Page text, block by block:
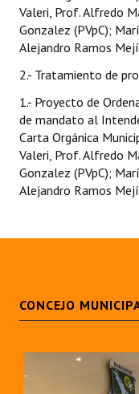
Carta Orgánica 2007
Digesto
Organigrama
DOCUMENTOS
Proyectos
Actas de Sesión
Ejecución
Valeri, Prof. Alfredo
Gonzalez (PVpC);
Alejandro Ramos
2.- Tratamiento de
1.- Proyecto de
de mandato al
Carta Orgánica
Valeri, Prof. Alfredo
Gonzalez (PVpC);
Alejandro Ramos
CONCEJO